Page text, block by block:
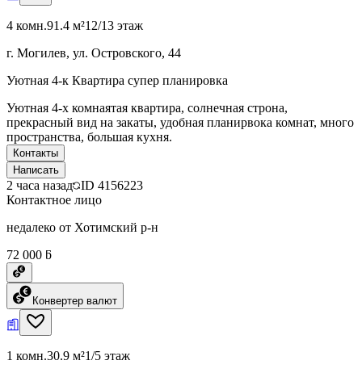
4 комн.91.4 м²12/13 этаж
г. Могилев, ул. Островского, 44
Уютная 4-к Квартира супер планировка
Уютная 4-х комнаятая квартира, солнечная строна,
прекрасный вид на закаты, удобная планирвока комнат, много
пространства, большая кухня.
Контакты
Написать
2 часа назад ID 4156223
Контактное лицо
недалеко от Хотимский р-н
72 000 ƃ
Конвертер валют
1 комн.30.9 м²1/5 этаж